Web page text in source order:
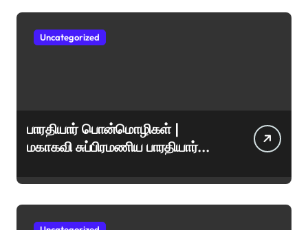
Uncategorized
பாரதியார் பொன்மொழிகள் |
மகாகவி சுப்பிரமணிய பாரதியார்
ஊக்கமளிக்கும் வாசகங்கள்